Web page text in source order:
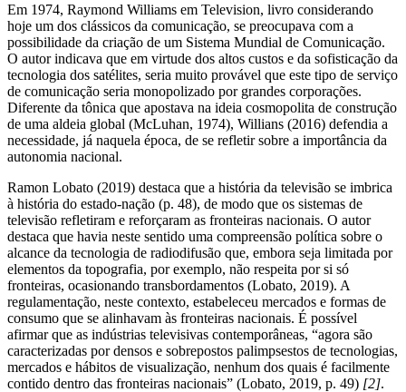
Em 1974, Raymond Williams em Television, livro considerando
hoje um dos clássicos da comunicação, se preocupava com a
possibilidade da criação de um Sistema Mundial de Comunicação.
O autor indicava que em virtude dos altos custos e da sofisticação da
tecnologia dos satélites, seria muito provável que este tipo de serviço
de comunicação seria monopolizado por grandes corporações.
Diferente da tônica que apostava na ideia cosmopolita de construção
de uma aldeia global (McLuhan, 1974), Willians (2016) defendia a
necessidade, já naquela época, de se refletir sobre a importância da
autonomia nacional.
Ramon Lobato (2019) destaca que a história da televisão se imbrica
à história do estado-nação (p. 48), de modo que os sistemas de
televisão refletiram e reforçaram as fronteiras nacionais. O autor
destaca que havia neste sentido uma compreensão política sobre o
alcance da tecnologia de radiodifusão que, embora seja limitada por
elementos da topografia, por exemplo, não respeita por si só
fronteiras, ocasionando transbordamentos (Lobato, 2019). A
regulamentação, neste contexto, estabeleceu mercados e formas de
consumo que se alinhavam às fronteiras nacionais. É possível
afirmar que as indústrias televisivas contemporâneas, “agora são
caracterizadas por densos e sobrepostos palimpsestos de tecnologias,
mercados e hábitos de visualização, nenhum dos quais é facilmente
contido dentro das fronteiras nacionais” (Lobato, 2019, p. 49) [2].